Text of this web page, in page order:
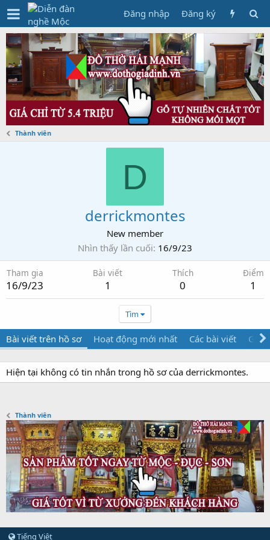
Đăng nhập Đăng ký
Thành viên
D
derrickmontes
New member
Nhìn thấy lần cuối 16/9/23
Tham gia
16/9/23
Bài viết
1
Thích
0
Điểm
1
Tìm
Bài viết trên hồ sơ Hoạt động mới nhất Các bài viết Giới
Hiện tại không có tin nhắn trong hồ sơ của derrickmontes.
Thành viên
Tiếng Việt